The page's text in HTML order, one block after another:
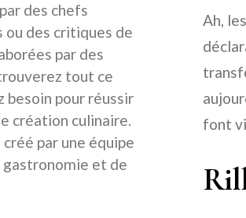
Ah,
font
des chefs
ou des critiques de
par des
tout ce
besoin pour réussir
création culinaire.
par une équipe
gastronomie et de